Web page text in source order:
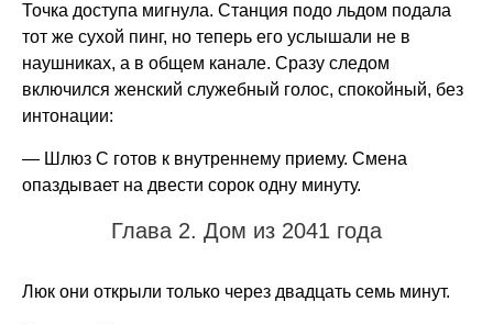
Точка доступа мигнула. Станция подо льдом подала
тот же сухой пинг, но теперь его услышали не в
наушниках, а в общем канале. Сразу следом
включился женский служебный голос, спокойный, без
интонации:
— Шлюз C готов к внутреннему приему. Смена
опаздывает на двести сорок одну минуту.
Глава 2. Дом из 2041 года
Люк они открыли только через двадцать семь минут.